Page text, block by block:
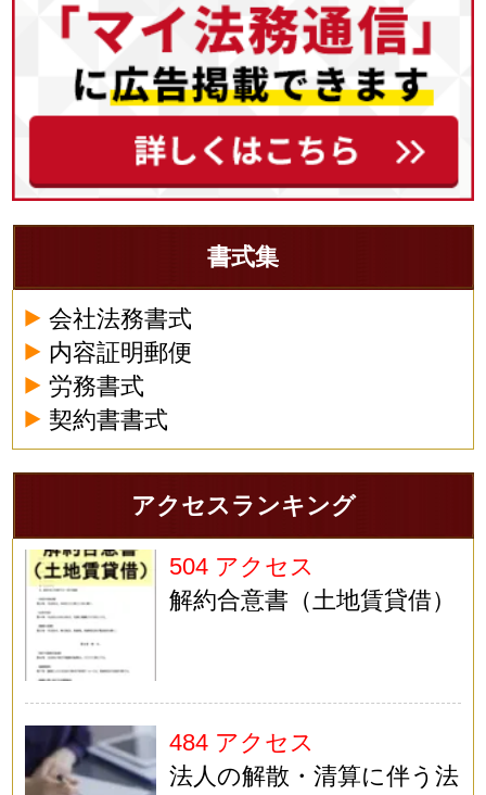
書式集
会社法務書式
内容証明郵便
労務書式
契約書書式
アクセスランキング
504 アクセス
解約合意書（土地賃貸借）
484 アクセス
法人の解散・清算に伴う法